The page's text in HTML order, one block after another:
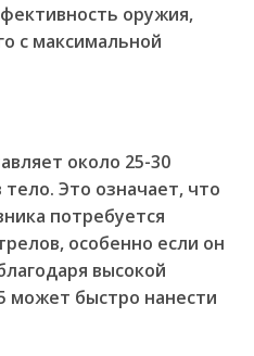
оружия,
с максимальной
около 25-30
Это означает, что
потребуется
особенно если он
высокой
может быстро нанести